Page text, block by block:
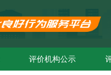
评价机构公示